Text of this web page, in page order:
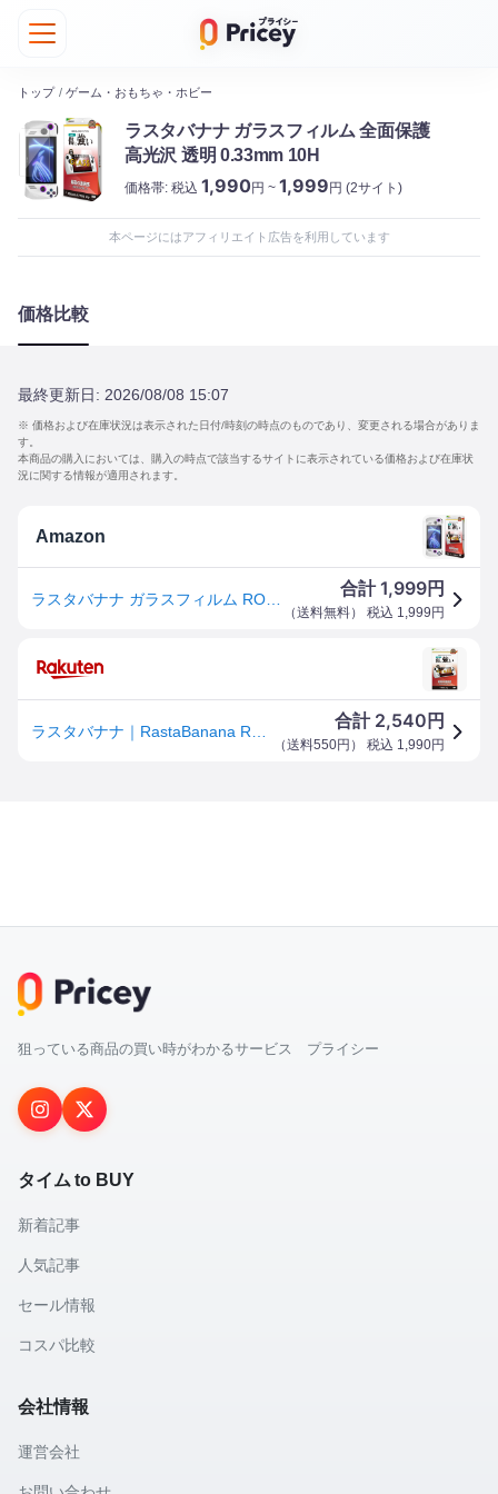
トップ / ゲーム・おもちゃ・ホビー
ラスタバナナ ガラスフィルム 全面保護
高光沢 透明 0.33mm 10H
価格帯: 税込 1,990円 ~ 1,999円 (2サイト)
本ページにはアフィリエイト広告を利用しています
価格比較
最終更新日: 2026/08/08 15:07
※ 価格および在庫状況は表示された日付/時刻の時点のものであり、変更される場合がありま
す。
本商品の購入においては、購入の時点で該当するサイトに表示されている価格および在庫状
況に関する情報が適用されます。
Amazon
合計1,999円
（送料無料） 税込 1,999 円
合計 2,540 円
（送料550円 ） 税込 1,990円
狙っている商品の買い時がわかるサービス プライシー
タイム to BUY
新着記事
人気記事
セール情報
コスパ比較
会社情報
運営会社